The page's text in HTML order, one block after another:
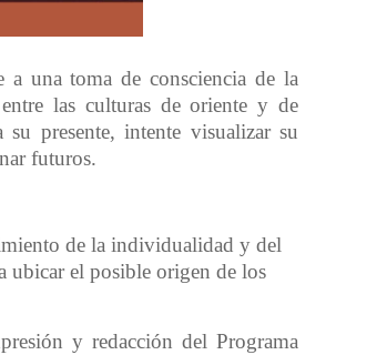
a una toma de consciencia de la
las culturas de oriente y de
presente, intente visualizar su
futuros.
de la individualidad y del
ubicar el posible origen de los
y redacción del Programa